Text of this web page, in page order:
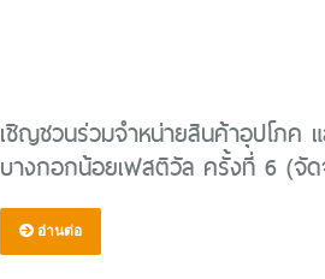
เชิญชวนร่วมจำหน่ายสินค้าอุปโภค
บางกอกน้อยเฟสติวัล ครั้งที่ 6 (จัด
อ่านต่อ